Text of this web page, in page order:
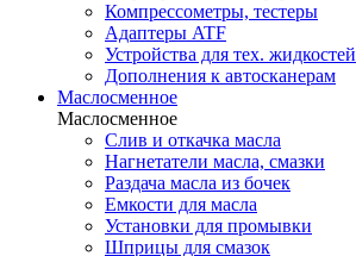
Компрессометры, тестеры
Адаптеры ATF
Устройства для тех. жидкостей
Дополнения к автосканерам
Маслосменное
Маслосменное
Слив и откачка масла
Нагнетатели масла, смазки
Раздача масла из бочек
Емкости для масла
Установки для промывки
Шприцы для смазок